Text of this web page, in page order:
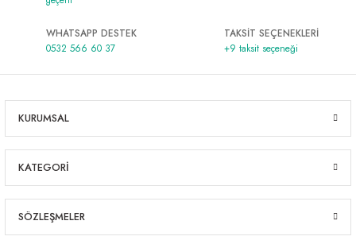
WHATSAPP DESTEK
0532 566 60 37
TAKSİT SEÇENEKLERİ
+9 taksit seçeneği
KURUMSAL
KATEGORİ
SÖZLEŞMELER